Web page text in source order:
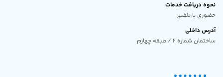
نحوه دریافت خدمات
حضوری یا تلفنی
آدرس داخلی
ساختمان شماره 2 / طبقه چهارم